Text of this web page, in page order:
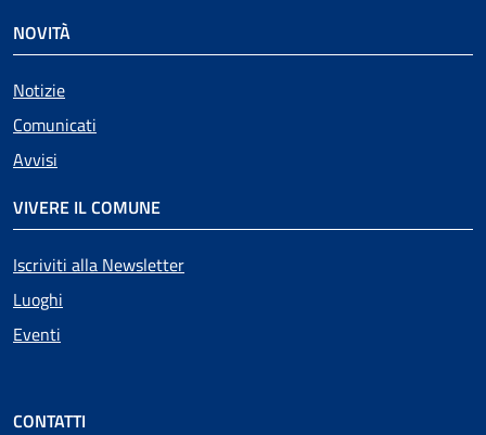
NOVITÀ
Notizie
Comunicati
Avvisi
VIVERE IL COMUNE
Iscriviti alla Newsletter
Luoghi
Eventi
CONTATTI